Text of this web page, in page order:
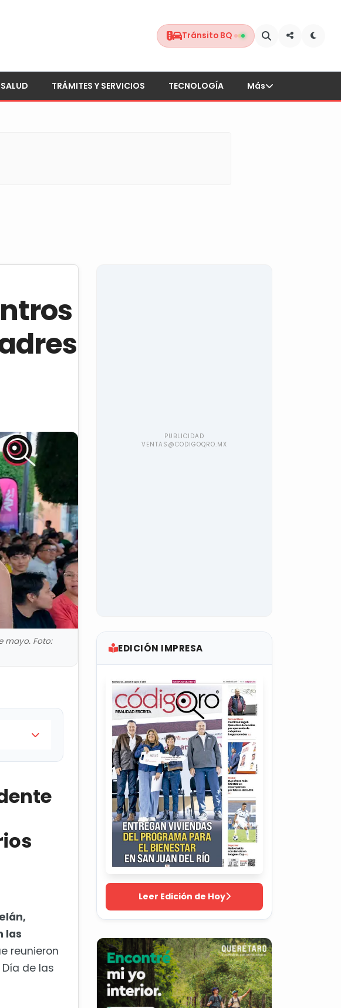
Tránsito BQ
SALUD TRÁMITES Y SERVICIOS TECNOLOGÍA Más
mayo. Foto:
las
reunieron
de las
EDICIÓN IMPRESA
Leer Edición de Hoy